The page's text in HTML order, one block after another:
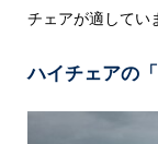
チェアが適してい
ハイチェアの